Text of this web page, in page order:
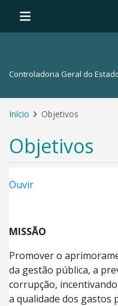
Controladoria Geral do
Início Objetivos
Objetivos
Ouvir
MISSÃO
Promover o
da gestão pública, a
corrupção,
a qualidade dos gastos